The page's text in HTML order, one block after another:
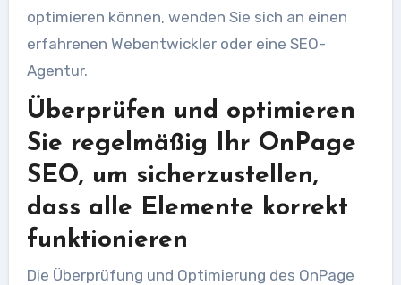
optimieren können, wenden Sie sich an einen
erfahrenen Webentwickler oder eine SEO-
Agentur.
Überprüfen und optimieren
Sie regelmäßig Ihr OnPage
SEO, um sicherzustellen,
dass alle Elemente korrekt
funktionieren
Die Überprüfung und Optimierung des OnPage